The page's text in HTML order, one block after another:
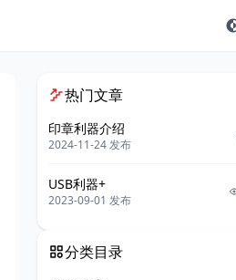
热门文章
印章利器介绍
2024-11-24 发布
USB利器+
2023-09-01 发布
分类目录